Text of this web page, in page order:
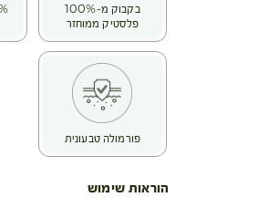
בקבוק מ-100%
פלסטיק ממוחזר
פורמולה טבעונית
הוראות שימוש